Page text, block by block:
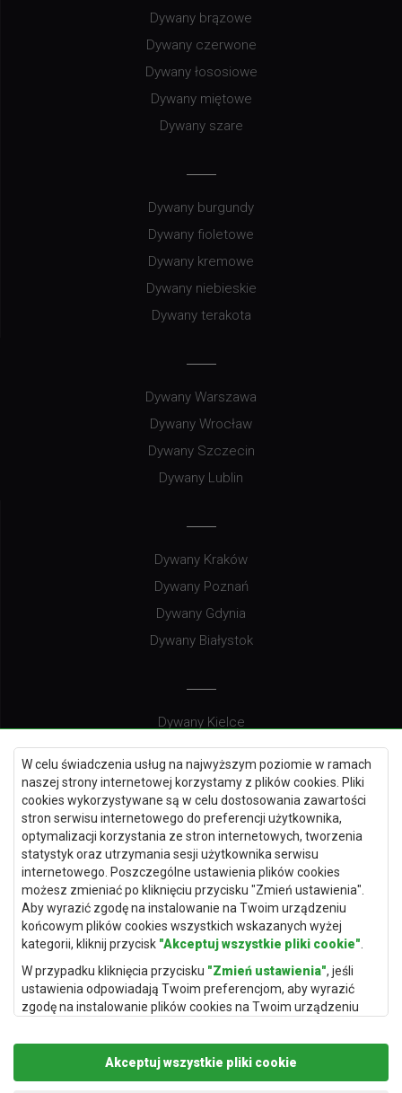
W celu świadczenia usług na najwyższym poziomie w ramach
naszej strony internetowej korzystamy z plików cookies. Pliki
cookies wykorzystywane są w celu dostosowania zawartości
stron serwisu internetowego do preferencji użytkownika,
optymalizacji korzystania ze stron internetowych, tworzenia
statystyk oraz utrzymania sesji użytkownika serwisu
internetowego. Poszczególne ustawienia plików cookies
możesz zmieniać po kliknięciu przycisku "Zmień ustawienia".
Aby wyrazić zgodę na instalowanie na Twoim urządzeniu
końcowym plików cookies wszystkich wskazanych wyżej
kategorii, kliknij przycisk "Akceptuj wszystkie pliki cookie"
W przypadku kliknięcia przycisku "Zmień ustawienia", jeśli
ustawienia odpowiadają Twoim preferencjom, aby wyrazić
zgodę na instalowanie plików cookies na Twoim urządzeniu
"Zapisz i zaakceptuj".
Podstawą przetwarzania danych osobowych, w zakresie w
Akceptuj wszystkie pliki cookie
Dywany brązowe
Dywany czerwone
Dywany łososiowe
Dywany miętowe
Dywany szare
Dywany burgundy
Dywany fioletowe
Dywany kremowe
Dywany niebieskie
Dywany terakota
Dywany Warszawa
Dywany Wrocław
Dywany Szczecin
Dywany Lublin
Dywany Kraków
Dywany Poznań
Dywany Gdynia
Dywany Białystok
Dywany Kielce
Dywany Gdańsk
Dywany Toruń
Dywany Bydgoszcz
Dywany Łódź
Dywany Katowice
Dywany Rzeszów
Dywany Częstochowa